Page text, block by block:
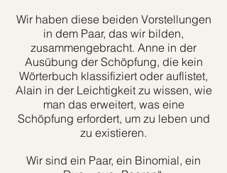
Wir haben diese beiden Vorstellungen
in dem Paar, das wir bilden,
zusammengebracht. Anne in der
Ausübung der Schöpfung, die kein
Wörterbuch klassifiziert oder auflistet,
Alain in der Leichtigkeit zu wissen, wie
man das erweitert, was eine
Schöpfung erfordert, um zu leben und
zu existieren.
Wir sind ein Paar, ein Binomial, ein